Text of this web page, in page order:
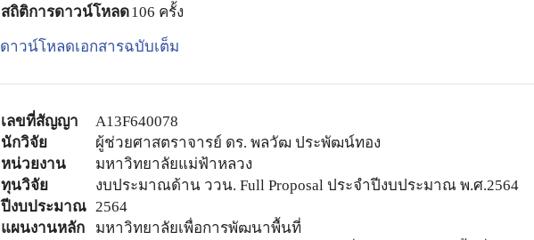
สถิติการดาวน์โหลด106 ครั้ง
ดาวน์โหลดเอกสารฉบับเต็ม
เลขที่สัญญา
A13F640078
นักวิจัย
ผู้ช่วยศาสตราจารย์ ดร. พลวัฒ ประพัฒน์ทอง
หน่วยงาน
มหาวิทยาลัยแม่ฟ้าหลวง
ทุนวิจัย
งบประมาณด้าน ววน. Full Proposal ประจำปีงบประมาณ พ.ศ.2564
ปีงบประมาณ 2564
แผนงานหลัก
มหาวิทยาลัยเพื่อการพัฒนาพื้นที่